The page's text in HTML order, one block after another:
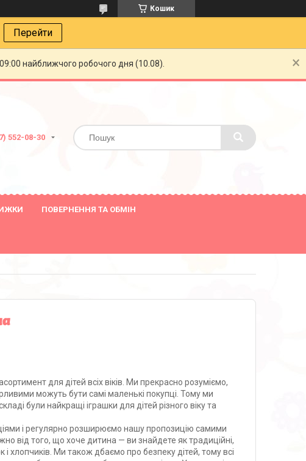
Кошик
Перейти
найближчого робочого дня (10.08).
552-08-30
ПОВЕРНЕННЯ ТА ОБМІН
для дітей всіх віків. Ми прекрасно розуміємо,
можуть бути самі маленькі покупці. Тому ми
були найкращі іграшки для дітей різного віку та
і регулярно розширюємо нашу пропозицію самими
від того, що хоче дитина — ви знайдете як традиційні,
і хлопчиків. Ми також дбаємо про безпеку дітей, тому всі